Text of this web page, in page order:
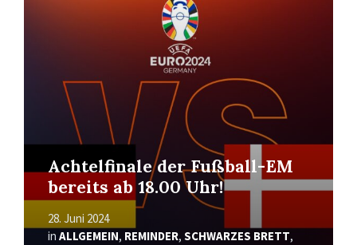
Achtelfinale der Fußball-EM
bereits ab 18.00 Uhr!
28. Juni 2024
in ALLGEMEIN, REMINDER, SCHWARZES BRETT,